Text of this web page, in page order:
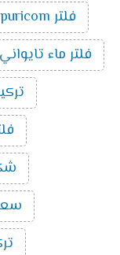
فلتر puricom
فلتر ماء تايواني
فلتر 7
سعر